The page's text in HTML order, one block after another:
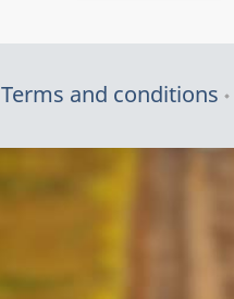
Terms and conditions